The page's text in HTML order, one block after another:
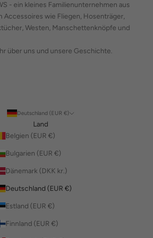
- ein kleines Familienunternehmen aus
Accessoires wie Fliegen, Hosenträger,
Westen, Manschettenknöpfe und
über uns und unsere Geschichte.
Deutschland (EUR €)
Land
Belgien (EUR €)
Bulgarien (EUR €)
Dänemark (DKK kr.)
Deutschland (EUR €)
Estland (EUR €)
Finnland (EUR €)